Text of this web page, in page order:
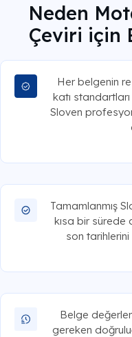
Neden
Çeviri için
Her belgenin
katı
Sloven
Tamamlanmış
kısa bir sürede
son tarihlerini
Belge
gereken